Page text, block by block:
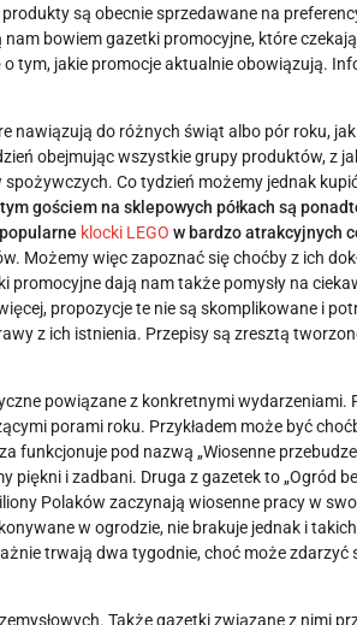
są obecnie sprzedawane na
bowiem gazetki promocyjne, które
tym, jakie promocje aktualnie obowiązują.
nawiązują do różnych świąt albo pór roku,
obejmując wszystkie grupy produktów, z
Co tydzień możemy jednak
gościem na sklepowych półkach są
klocki LEGO w bardzo atrakcyjnych
Możemy więc zapoznać się choćby z ich
dają nam także pomysły na
propozycje te nie są skomplikowane i
z ich istnienia. Przepisy są zresztą
powiązane z konkretnymi wydarzeniami.
porami roku. Przykładem może być
funkcjonuje pod nazwą „Wiosenne
i zadbani. Druga z gazetek to „Ogród
Polaków zaczynają wiosenne pracy w
w ogrodzie, nie brakuje jednak i
trwają dwa tygodnie, choć może zdarzyć
Także gazetki związane z nimi